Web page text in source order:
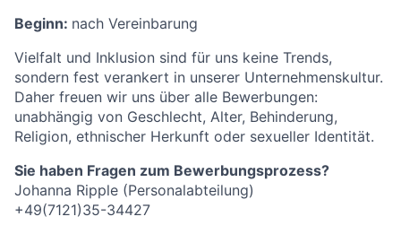
Beginn: nach Vereinbarung
Vielfalt und Inklusion sind für uns keine Trends,
sondern fest verankert in unserer Unternehmenskultur.
Daher freuen wir uns über alle Bewerbungen:
unabhängig von Geschlecht, Alter, Behinderung,
Religion, ethnischer Herkunft oder sexueller Identität.
Sie haben Fragen zum Bewerbungsprozess?
Johanna Ripple (Personalabteilung)
+49(7121)35-34427